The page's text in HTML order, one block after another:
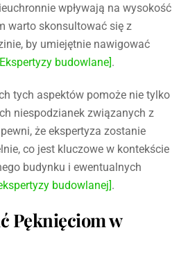
wpływają na wysokość
warto skonsultować się z
by umiejętnie nawigować
budowlane].
tych aspektów pomoże nie tylko
niespodzianek związanych z
że ekspertyza zostanie
co jest kluczowe w kontekście
budynku i ewentualnych
budowlanej].
Pęknięciom w